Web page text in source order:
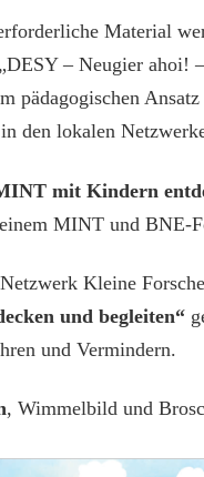
Material
– Neugier ahoi!
pädagogischen
den lokalen
mit Kindern
MINT und BNE-
Kleine
und begleiten“
und Vermindern.
, Wimmelbild und